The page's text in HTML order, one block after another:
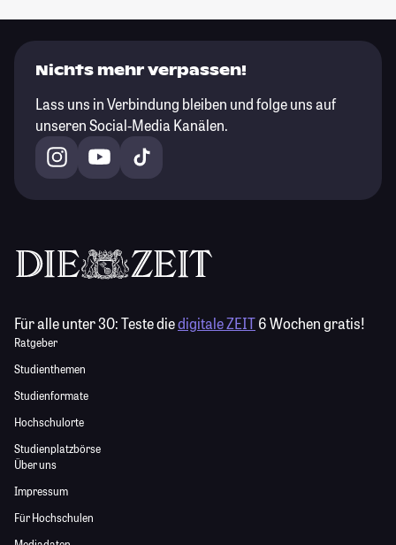
Nichts mehr verpassen!
Lass uns in Verbindung bleiben und folge uns auf
unseren Social-Media Kanälen.
Für alle unter 30:Teste diedigitale ZEIT6 Wochen gratis!
Ratgeber
Studienthemen
Studienformate
Hochschulorte
Studienplatzbörse
Über uns
Impressum
Für Hochschulen